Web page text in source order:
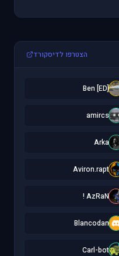
הצטרפו לדיסקורד
[ED] Ben
amircs
Arka
Aviron.rapt
AzRaN !
Blancodan
Carl-bot